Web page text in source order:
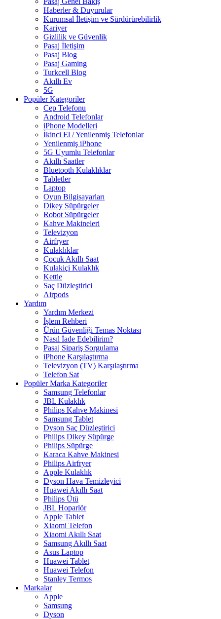
Haberler & Duyurular
Kurumsal İletişim ve Sürdürürebilirlik
Kariyer
Gizlilik ve Güvenlik
Pasaj İletişim
Pasaj Blog
Pasaj Gaming
Turkcell Blog
Akıllı Ev
5G
Popüler Kategoriler
Cep Telefonu
Android Telefonlar
iPhone Modelleri
İkinci El / Yenilenmiş Telefonlar
Yenilenmiş iPhone
5G Uyumlu Telefonlar
Akıllı Saatler
Bluetooth Kulaklıklar
Tabletler
Laptop
Oyun Bilgisayarları
Dikey Süpürgeler
Robot Süpürgeler
Kahve Makineleri
Televizyon
Airfryer
Kulaklıklar
Çocuk Akıllı Saat
Kulakiçi Kulaklık
Kettle
Saç Düzleştirici
Airpods
Yardım
Yardım Merkezi
İşlem Rehberi
Ürün Güvenliği Temas Noktası
Nasıl İade Edebilirim?
Pasaj Sipariş Sorgulama
iPhone Karşılaştırma
Televizyon (TV) Karşılaştırma
Telefon Sat
Popüler Marka Kategoriler
Samsung Telefonlar
JBL Kulaklık
Philips Kahve Makinesi
Samsung Tablet
Dyson Saç Düzleştirici
Philips Dikey Süpürge
Philips Süpürge
Karaca Kahve Makinesi
Philips Airfryer
Apple Kulaklık
Dyson Hava Temizleyici
Huawei Akıllı Saat
Philips Ütü
JBL Hoparlör
Apple Tablet
Xiaomi Telefon
Xiaomi Akıllı Saat
Samsung Akıllı Saat
Asus Laptop
Huawei Tablet
Huawei Telefon
Stanley Termos
Markalar
Apple
Samsung
Dyson